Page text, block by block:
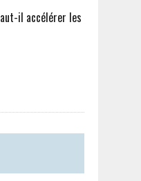
il accélérer les